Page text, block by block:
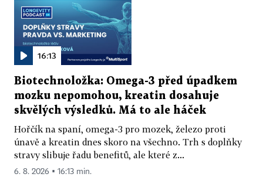
16:13
Biotechnoložka: Omega-3 před úpadkem
mozku nepomohou, kreatin dosahuje
skvělých výsledků. Má to ale háček
Hořčík na spaní, omega-3 pro mozek, železo proti
únavě a kreatin dnes skoro na všechno. Trh s doplňky
stravy slibuje řadu benefitů, ale které z...
6. 8. 2026 ▪ 16:13 min.